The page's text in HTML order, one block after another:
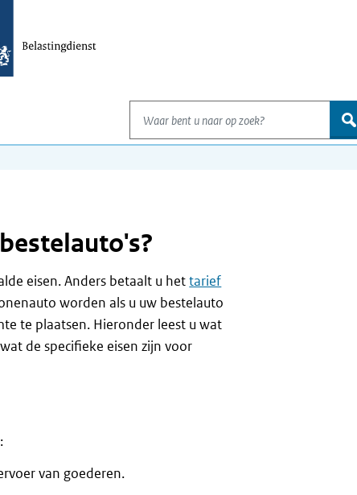
Waar bent u naar op zoek?
zoek
eisen. Anders betaalt u hettarief
worden als u uw bestelauto
te plaatsen. Hieronder leest u wat
de specifieke eisen zijn voor
van goederen.